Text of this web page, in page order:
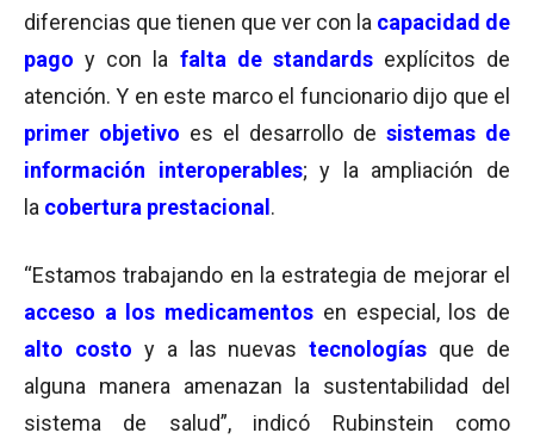
diferencias que tienen que ver con la capacidad de
pago y con la falta de standards explícitos de
atención. Y en este marco el funcionario dijo que el
primer objetivo es el desarrollo de sistemas de
información interoperables; y la ampliación de
la cobertura prestacional .
“Estamos trabajando en la estrategia de mejorar el
acceso a los medicamentos en especial, los de
alto costo y a las nuevastecnologías que de
alguna manera amenazan la sustentabilidad del
sistema de salud”, indicó Rubinstein como